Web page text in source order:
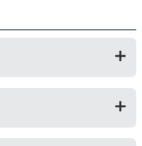
ィ製や社外品などとも言
め純正品よりも安価でご